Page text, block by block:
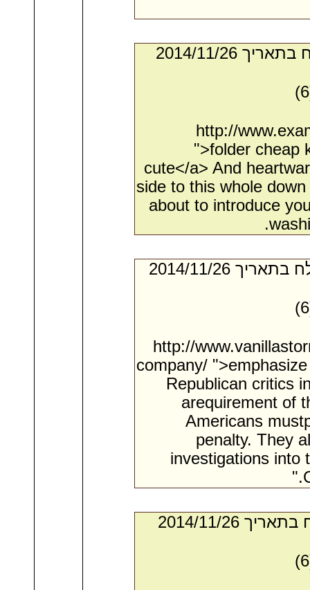
- מאת:‏ Kasey*. ‏ נשלח בתאריך ‏26/‏11/‏2014
http://
">folder cheap
cute</a> And
side to this whole
about to introduce
- מאת:‏ Nathan*. ‏ נשלח בתאריך ‏26/‏11/‏2014
http://
company/
Republican critics
arequirement of
Americans
penalty. They
investigations into
- מאת:‏ Derek*. ‏ נשלח בתאריך ‏26/‏11/‏2014